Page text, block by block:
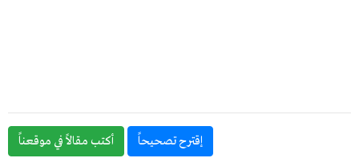
إقترح تصحيحاً أكتب مقالاً في موقعناً